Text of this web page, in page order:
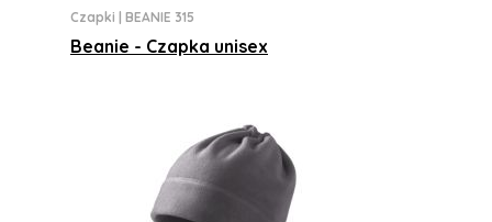
Czapki BEANIE 315
Beanie - Czapka unisex